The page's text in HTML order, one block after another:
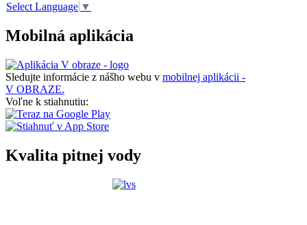
Select Language ▼
Mobilná aplikácia
Sledujte informácie z nášho webu v mobilnej aplikácii -
V OBRAZE.
Voľne k stiahnutiu:
Kvalita pitnej vody